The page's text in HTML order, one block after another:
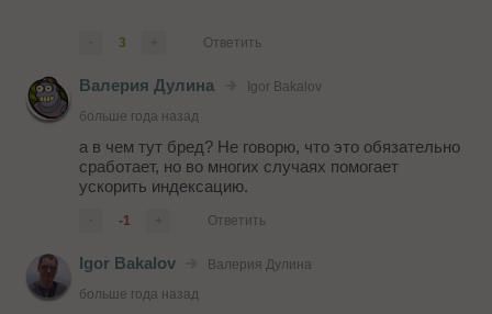
3 Ответить
Валерия Дулина
Igor Bakalov
больше года назад
а в чем тут бред? Не говорю, что это обязательно
сработает, но во многих случаях помогает
ускорить индексацию.
-1 Ответить
Igor Bakalov
Валерия Дулина
больше года назад